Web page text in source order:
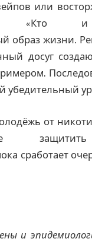
или
«Кто и
образ жизни.
досуг
от
сработает
и